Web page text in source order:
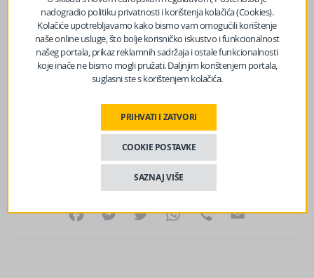
stanovi „preskupi u odnosu na plate“, čak i kada su
nominalne cijene kvadrata mnogo niže nego u zapadnoj
Evropi.
haber.ba
Lajkajte nas na Facebooku?
FacebookMessenger
TwitterWhatsApp
Viber Email
nadogradio politiku privatnosti i korištenja kolačića (Cookies).
Kolačiće upotrebljavamo kako bismo vam omogućili korištenje
naše online usluge, što bolje korisničko iskustvo i funkcionalnost
našeg portala, prikaz reklamnih sadržaja i ostale funkcionalnosti
koje inače ne bismo mogli pružati. Daljnjim korištenjem portala,
suglasni ste s korištenjem kolačića.
PRIHVATI I ZATVORI
COOKIE POSTAVKE
SAZNAJ VIŠE